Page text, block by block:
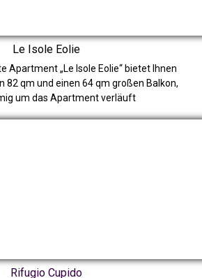
Le Isole Eolie
Apartment „Le Isole Eolie“ bietet Ihnen
82 qm und einen 64 qm großen Balkon,
um das Apartment verläuft
Rifugio Cupido